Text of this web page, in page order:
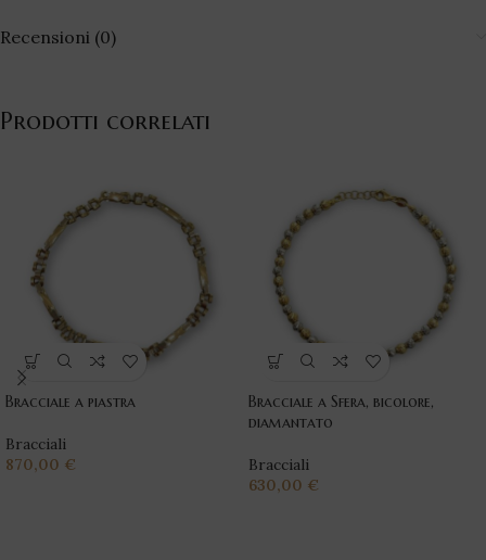
Recensioni (0)
Prodotti correlati
Bracciale a piastra
Bracciali
870,00 €
Bracciale a Sfera, bicolore,
diamantato
Bracciali
630,00 €